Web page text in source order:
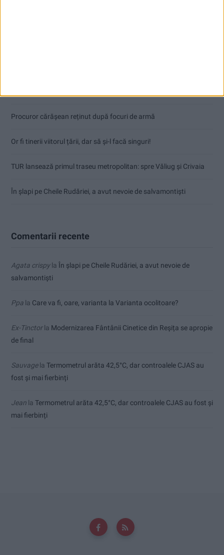
Procuror cărășean reținut după focuri de armă
Or fi tinerii viitorul țării, dar să și-l facă singuri!
TUR lansează primul traseu metropolitan: spre Văliug și Crivaia
În șlapi pe Cheile Rudăriei, a avut nevoie de salvamontiști
Comentarii recente
Agata crispyla În șlapi pe Cheile Rudăriei, a avut nevoie de
salvamontiști
Ppa la Care va fi, oare, varianta la Varianta ocolitoare?
Ex-Tinctorla Modernizarea Fântânii Cinetice din Reșița se apropie
de final
Sauvagela Termometrul arăta 42,5°C, dar controalele CJAS au
fost și mai fierbinți
Jean la Termometrul arăta 42,5°C, dar controalele CJAS au fost și
mai fierbinți